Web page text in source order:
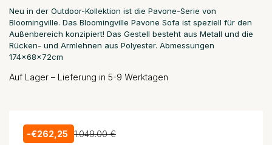
Neu in der Outdoor-Kollektion ist die Pavone-Serie von
Bloomingville. Das Bloomingville Pavone Sofa ist speziell für den
Außenbereich konzipiert! Das Gestell besteht aus Metall und die
Rücken- und Armlehnen aus Polyester. Abmessungen
174x68x72cm
Auf Lager – Lieferung in 5-9 Werktagen
-€262,25 1.049.00 €